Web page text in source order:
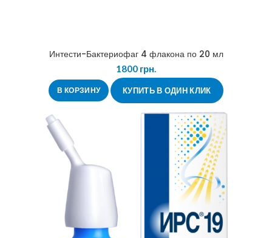
Интести-Бактериофаг 4 флакона по 20 мл
1800 грн.
В КОРЗИНУ КУПИТЬ В ОДИН КЛИК